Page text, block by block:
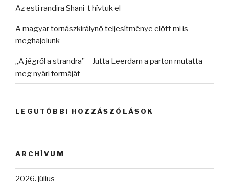
Az esti randira Shani-t hívtuk el
A magyar tornászkirálynő teljesítménye előtt mi is
meghajolunk
„A jégről a strandra” – Jutta Leerdam a parton mutatta
meg nyári formáját
LEGUTÓBBI HOZZÁSZÓLÁSOK
ARCHÍVUM
2026. július